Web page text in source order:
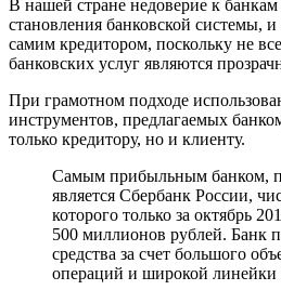
В нашей стране недоверие к
становления банковской системы,
самим кредитором, поскольку не
банковских услуг являются
При грамотном подходе
инструментов, предлагаемых
только кредитору, но и клиенту.
Самым прибыльным банком,
является Сбербанк России,
которого только за октябрь
500 миллионов рублей. Банк
средства за счет большого
операций и широкой линейки